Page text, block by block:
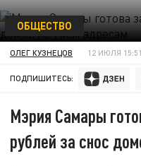
ОБЩЕСТВО
ОЛЕГ КУЗНЕЦОВ 12 ИЮЛЯ 15:51
ПОДПИШИТЕСЬ:
Мэрия Самары
рублей за снос